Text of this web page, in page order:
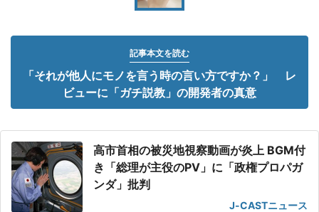
記事本文を読む
「それが他人にモノを言う時の言い方ですか？」 レ
ビューに「ガチ説教」の開発者の真意
高市首相の被災地視察動画が炎上 BGM付
き「総理が主役のPV」に「政権プロパガ
ンダ」批判
J-CASTニュース